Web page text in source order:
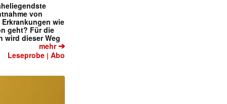
von
wie
geht? Für die
wird dieser Weg
mehr➔
Leseprobe |Abo